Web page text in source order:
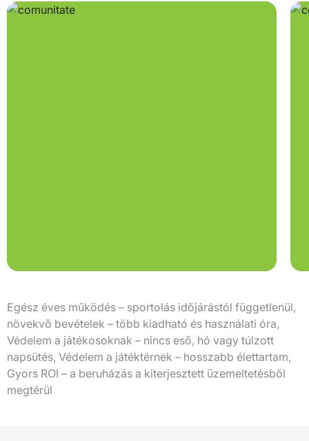
Egész éves működés – sportolás időjárástól függetlenül,
növekvő bevételek – több kiadható és használati óra,
Védelem a játékosoknak – nincs eső, hó vagy túlzott
napsütés, Védelem a játéktérnek – hosszabb élettartam,
Gyors ROI – a beruházás a kiterjesztett üzemeltetésből
megtérül